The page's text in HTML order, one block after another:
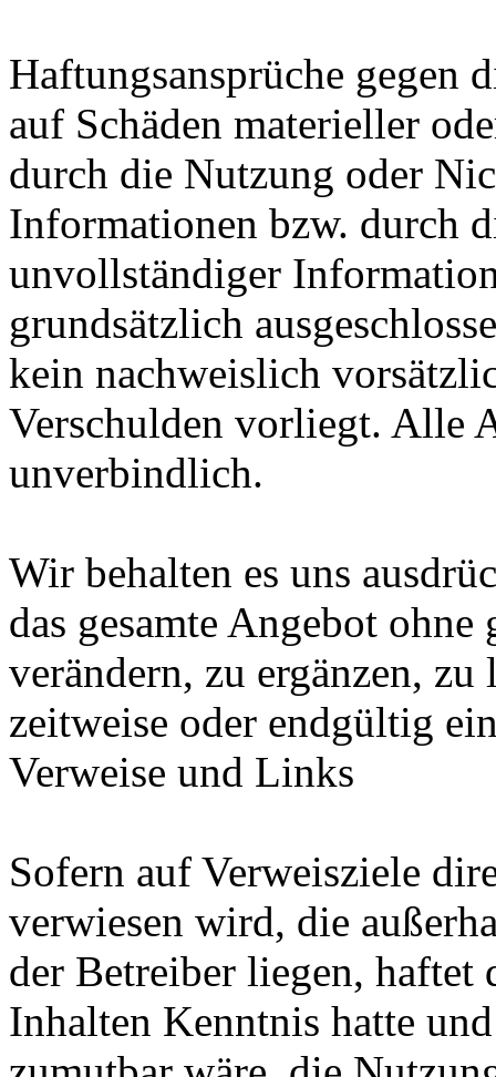
Haftungsansprüche gegen
auf Schäden materieller
durch die Nutzung oder
Informationen bzw. durch
unvollständiger
grundsätzlich
kein nachweislich
Verschulden vorliegt. Alle
unverbindlich.
Wir behalten es uns
das gesamte Angebot
verändern, zu ergänzen,
zeitweise oder endgültig
Verweise und Links
Sofern auf Verweisziele
verwiesen wird, die
der Betreiber liegen, haftet
Inhalten Kenntnis hatte